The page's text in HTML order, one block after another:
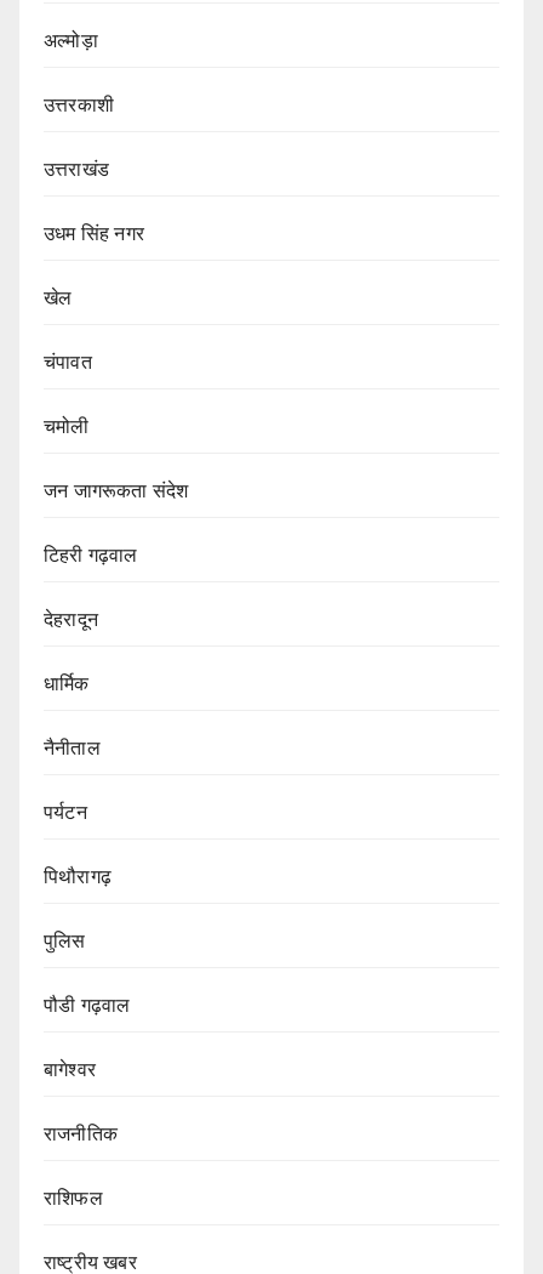
अल्मोड़ा
उत्तरकाशी
उत्तराखंड
उधम सिंह नगर
खेल
चंपावत
चमोली
जन जागरूकता संदेश
टिहरी गढ़वाल
देहरादून
धार्मिक
नैनीताल
पर्यटन
पिथौरागढ़
पुलिस
पौडी गढ़वाल
बागेश्वर
राजनीतिक
राशिफल
राष्ट्रीय खबर